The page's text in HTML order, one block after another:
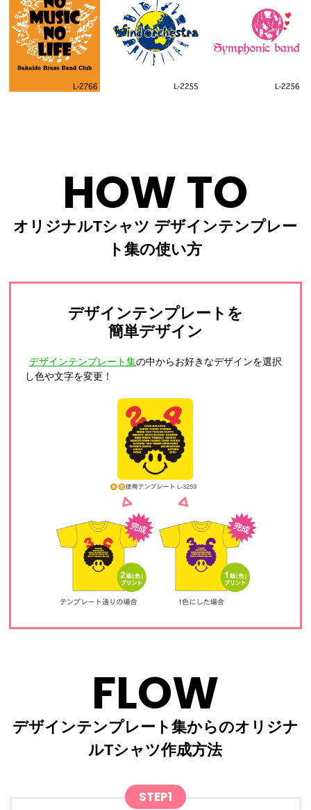
HOW TO
オリジナルTシャツ デザインテンプレー
ト集の使い方
デザインテンプレートを
簡単デザイン
デザインテンプレート集の中からお好きなデザインを選択
し色や文字を変更！
FLOW
デザインテンプレート集からのオリジナ
ルTシャツ作成方法
STEP1